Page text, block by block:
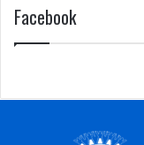
Facebook